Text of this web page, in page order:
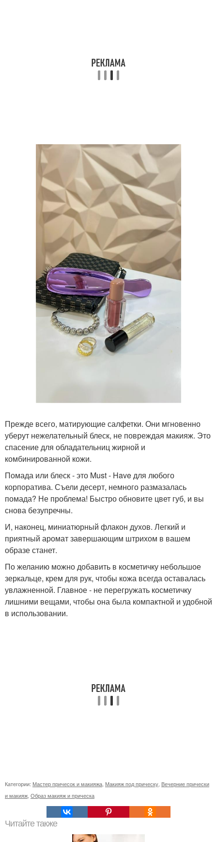
Прежде всего, матирующие салфетки. Они мгновенно
уберут нежелательный блеск, не повреждая макияж. Это
спасение для обладательниц жирной и
комбинированной кожи.
Помада или блеск - это Must - Have для любого
корпоратива. Съели десерт, немного размазалась
помада? Не проблема! Быстро обновите цвет губ, и вы
снова безупречны.
И, наконец, миниатюрный флакон духов. Легкий и
приятный аромат завершающим штрихом в вашем
образе станет.
По желанию можно добавить в косметичку небольшое
зеркальце, крем для рук, чтобы кожа всегда оставалась
увлажненной. Главное - не перегружать косметичку
лишними вещами, чтобы она была компактной и удобной
в использовании.
Категории: Мастер причесок и макияжа, Макияж под прическу, Вечерние прически
и макияж, Образ макияж и прическа
Читайте также